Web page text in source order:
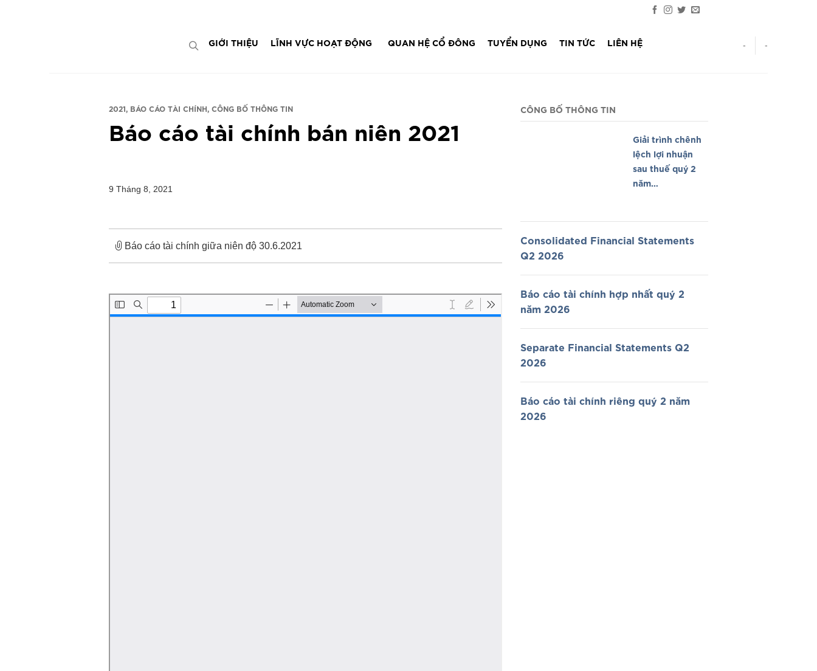
GIỚI THIỆU LĨNH VỰC HOẠT ĐỘNG QUAN HỆ CỔ ĐÔNG TUYỂN DỤNG TIN TỨC LIÊN HỆ - -
2021 BÁO CÁO TÀI CHÍNH CÔNG BỐ THÔNG TIN
Báo cáo tài chính bán niên 2021
9 Tháng 8, 2021
Báo cáo tài chính giữa niên độ 30.6.2021
CÔNG BỐ THÔNG TIN
Giải trình chênh
lệch lợi nhuận
sau thuế quý 2
năm
Consolidated Financial Statements
Q2 2026
Báo cáo tài chính hợp nhất quý 2
năm 2026
Separate Financial Statements Q2
2026
Báo cáo tài chính riêng quý 2 năm
2026